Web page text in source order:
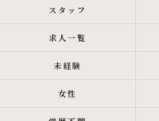
スタッフ
求人一覧
未経験
女性